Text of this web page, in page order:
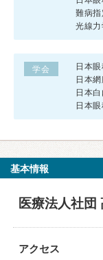
難病
光線
学会
日本
日本
日本
日本
基本情報
医療法人社団
アクセス